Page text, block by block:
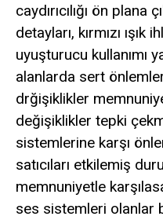
caydırıcılığı ön plana
detayları, kırmızı ışık
uyuşturucu kullanımı
alanlarda sert
drğişiklikler
değişiklikler tepki
sistemlerine karşı
satıcıları etkilemiş
memnuniyetle
ses sistemleri olanlar